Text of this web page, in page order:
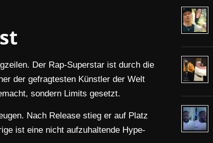
Der Rap-Superstar ist durch die
der gefragtesten Künstler der Welt
sondern Limits gesetzt.
Nach Release stieg er auf Platz
ist eine nicht aufzuhaltende Hype-